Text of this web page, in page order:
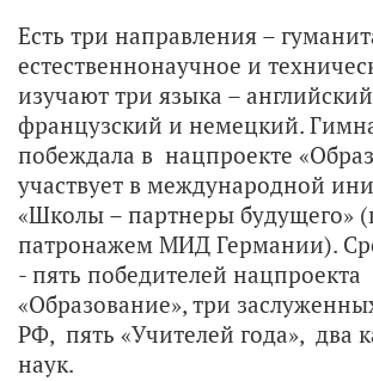
Есть три направления –
естественнонаучное и
изучают три языка –
французский и немецкий.
побеждала в нацпроекте
участвует в международной
«Школы – партнеры будущего»
патронажем МИД Германии).
- пять победителей нацпроекта
«Образование», три
РФ, пять «Учителей года», два
наук.